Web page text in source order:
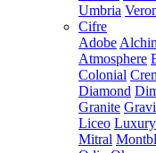
Umbria
Cifre
Adobe
Atmosphere
Colonial
Diamond
Granite
Liceo Luxury
Mitral